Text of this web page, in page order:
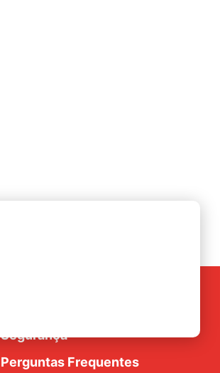
Segurança
Perguntas Frequentes